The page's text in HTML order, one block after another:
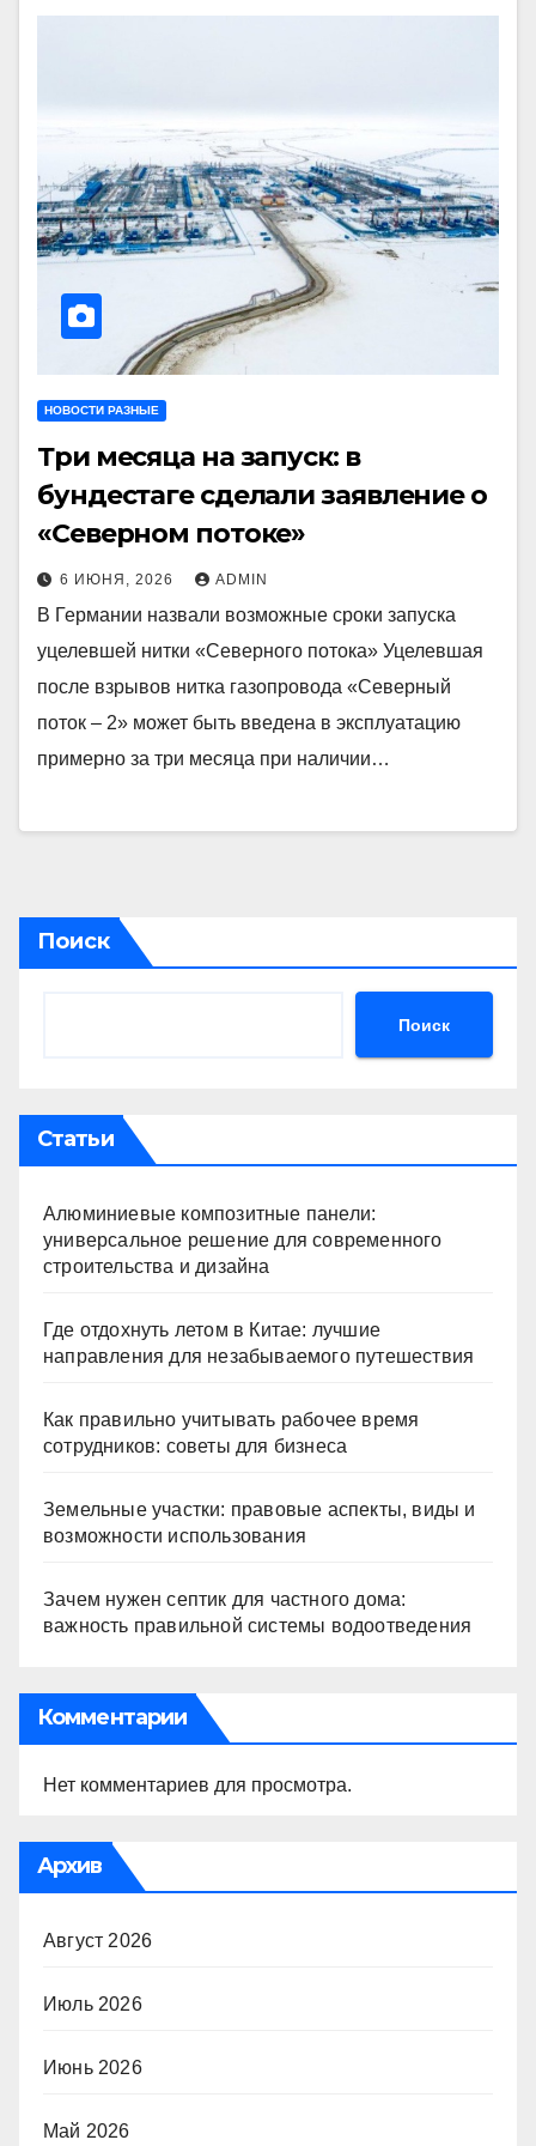
НОВОСТИ РАЗНЫЕ
Три месяца на запуск: в
бундестаге сделали заявление о
«Северном потоке»
6 ИЮНЯ, 2026 ADMIN
В Германии назвали возможные сроки запуска
уцелевшей нитки «Северного потока» Уцелевшая
после взрывов нитка газопровода «Северный
поток – 2» может быть введена в эксплуатацию
примерно за три месяца при наличии…
Поиск
Поиск
Статьи
Алюминиевые композитные панели:
универсальное решение для современного
строительства и дизайна
Где отдохнуть летом в Китае: лучшие
направления для незабываемого путешествия
Как правильно учитывать рабочее время
сотрудников: советы для бизнеса
Земельные участки: правовые аспекты, виды и
возможности использования
Зачем нужен септик для частного дома:
важность правильной системы водоотведения
Комментарии
Нет комментариев для просмотра.
Архив
Август 2026
Июль 2026
Июнь 2026
Май 2026